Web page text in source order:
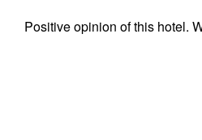
Positive opinion of this hotel.